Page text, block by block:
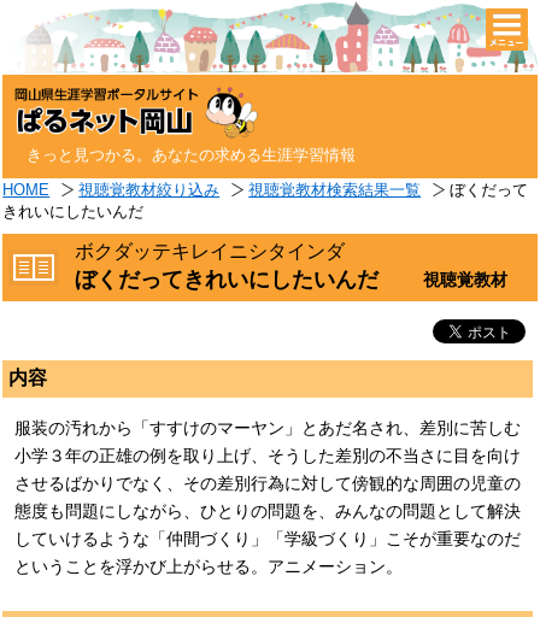
きっと見つかる。あなたの求める生涯学習情報
HOME 視聴覚教材絞り込み 視聴覚教材検索結果一覧
ぼくだって
きれいにしたいんだ
ボクダッテキレイニシタインダ
ぼくだってきれいにしたいんだ 視聴覚教材
内容
服装の汚れから「すすけのマーヤン」とあだ名され、差別に苦しむ
小学３年の正雄の例を取り上げ、そうした差別の不当さに目を向け
させるばかりでなく、その差別行為に対して傍観的な周囲の児童の
態度も問題にしながら、ひとりの問題を、みんなの問題として解決
していけるような「仲間づくり」「学級づくり」こそが重要なのだ
ということを浮かび上がらせる。アニメーション。